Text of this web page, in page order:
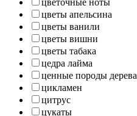
цветочные ноты
цветы апельсина
цветы ванили
цветы вишни
цветы табака
цедра лайма
ценные породы дерева
цикламен
цитрус
цукаты